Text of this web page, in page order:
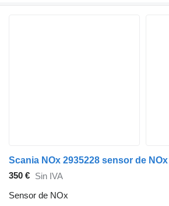
350 € Sin IVA
Sensor de NOx